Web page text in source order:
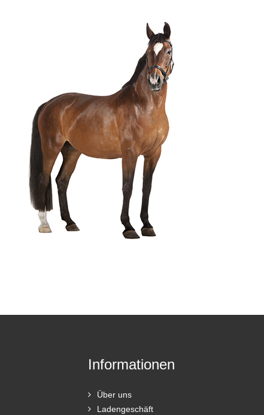
Informationen
Über uns
Ladengeschäft